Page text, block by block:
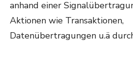
anhand einer
Aktionen wie Transaktionen,
Datenübertragungen u.ä